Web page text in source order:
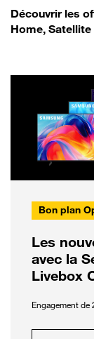
Découvrir les
Home, Satellite
Bon plan
Les
avec la
Livebox
Engagement